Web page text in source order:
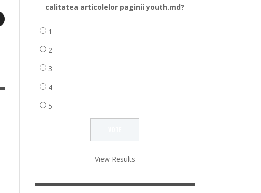
calitatea articolelor paginii youth.md?
1
2
3
4
5
View Results